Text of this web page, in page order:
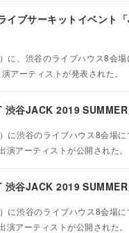
ブサーキットイベント
に、渋谷のライブハウス8会
アーティストが発表された。
渋谷JACK 2019
に渋谷のライブハウス8会場
アーティストが公開された。
渋谷JACK 2019
に渋谷のライブハウス8会場
アーティストが公開された。